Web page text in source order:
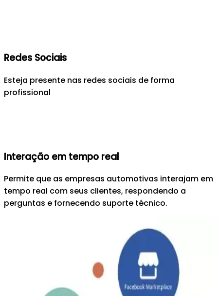
Redes Sociais
Esteja presente nas redes sociais de forma
profissional
Interação em tempo real
Permite que as empresas automotivas interajam em
tempo real com seus clientes, respondendo a
perguntas e fornecendo suporte técnico.